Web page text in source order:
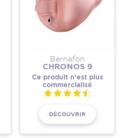
Bernafon
CHRONOS 9
Ce produit n’est plus
commercialisé
DÉCOUVRIR